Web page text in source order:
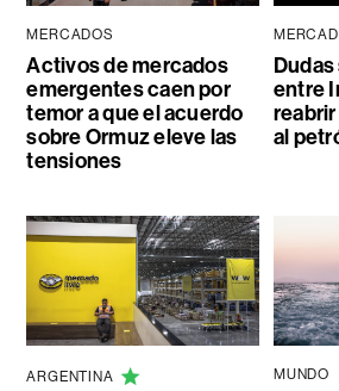
MERCADOS
Activos de mercados
emergentes caen por
temor a que el acuerdo
sobre Ormuz eleve las
tensiones
entre
al
ARGENTINA MUNDO